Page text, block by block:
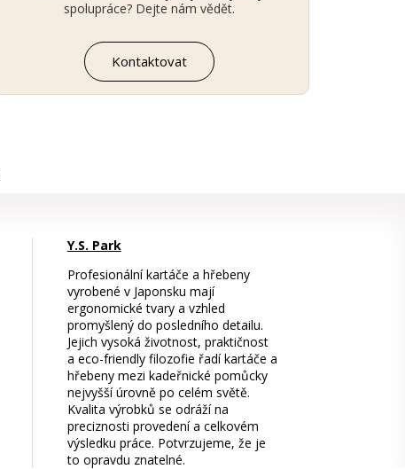
spolupráce? Dejte nám vědět.
Kontaktovat
Y.S. Park
Profesionální kartáče a hřebeny
vyrobené v Japonsku mají
ergonomické tvary a vzhled
promyšlený do posledního detailu.
Jejich vysoká životnost, praktičnost
a eco-friendly filozofie řadí kartáče a
hřebeny mezi kadeřnické pomůcky
nejvyšší úrovně po celém světě.
Kvalita výrobků se odráží na
preciznosti provedení a celkovém
výsledku práce. Potvrzujeme, že je
to opravdu znatelné.